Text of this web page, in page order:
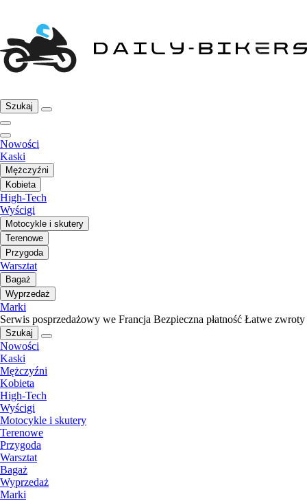
Szukaj
Nowości
Kaski
Mężczyźni
Kobieta
High-Tech
Wyścigi
Motocykle i skutery
Terenowe
Przygoda
Warsztat
Bagaż
Wyprzedaż
Marki
Serwis posprzedażowy we Francja Bezpieczna płatność Łatwe zwroty
Szukaj
Nowości
Kaski
Mężczyźni
Kobieta
High-Tech
Wyścigi
Motocykle i skutery
Terenowe
Przygoda
Warsztat
Bagaż
Wyprzedaż
Marki